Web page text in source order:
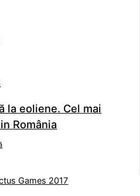
la eoliene. Cel mai
România